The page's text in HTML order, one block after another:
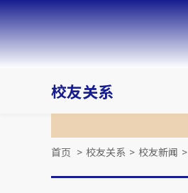
校友关系
首页 > 校友关系 > 校友新闻 >